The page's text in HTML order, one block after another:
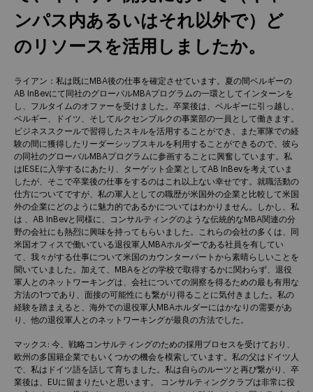
ンパス内あるいはそれ以外で）ど
のリソースを活用しましたか。
ライアン：私は既にMBA後の仕事を確定させています。夏の間ベルギーの
AB InBevにて同社のグローバルMBAプログラムの一環としてインターンを
し、フルタイムのオファーを受けました。卒業後は、ベルギーに引っ越し、
ベルギー、ドイツ、そしてルクセンブルクの事業部の一員として働きます。
ビジネススクールで習得したスキルを活用することができ、また軍隊での経
験の間に獲得したリーダーシップスキルを利用することができるので、彼ら
の同社のグローバルMBAプログラムに参画することに興奮しています。私
はIESEに入学するにあたり、ターゲット企業としてAB InBevを考えていま
したが、そこで卒業後の仕事をするのはこれ以上ない幸せです。就職活動の
仕方についてですが、私の軍人としての職歴が米国外の企業と比較して米国
外の企業にどのように魅力的であるかについてはわかりません。しかし、私
は 、AB InBevと同様に、コンサルティングのような伝統的なMBA関連の分
野の会社にも熱烈に興味を持ってもらいました。これらの会社の多くは、同
米国オフィスで働いている退役軍人MBAホルダーである社員を有してい
て、我々がする仕事について米国のカウンターパートから素晴らしいことを
聞いていました。加えて、MBAをどの学校で取得するかに関わらず、退役
軍人とのネットワーキングは、会社についての洞察を得るための最も有用な
方法の1つであり、面接の可能性にも繋がり得ることに気付きました。私の
経験を踏まえると、海外での退役軍人MBAホルダーにはかなりの需要があ
り、他の退役軍人とのネットワーキングが最良の方法でした。
マックス: 今、戦略コンサルティングのための採用プロセスを受けており、
欧州の多国籍企業でもいくつかの機会を模索しています。私の父はドイツ人
で、私はドイツ語を話して育ちました。私は自らのルーツと再び繋がり、卒
業後は、EUに留まりたいと思います。 コンサルティングクラブは非常に役